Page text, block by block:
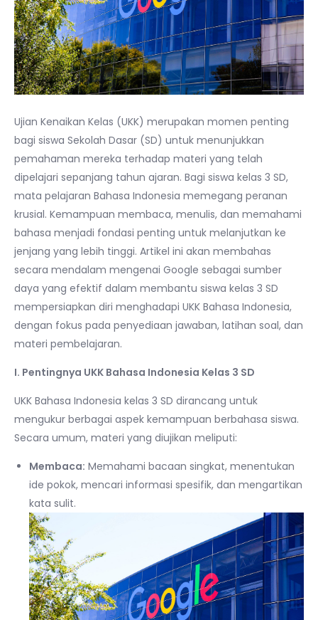
Ujian Kenaikan Kelas (UKK) merupakan momen penting
bagi siswa Sekolah Dasar (SD) untuk menunjukkan
pemahaman mereka terhadap materi yang telah
dipelajari sepanjang tahun ajaran. Bagi siswa kelas 3 SD,
mata pelajaran Bahasa Indonesia memegang peranan
krusial. Kemampuan membaca, menulis, dan memahami
bahasa menjadi fondasi penting untuk melanjutkan ke
jenjang yang lebih tinggi. Artikel ini akan membahas
secara mendalam mengenai Google sebagai sumber
daya yang efektif dalam membantu siswa kelas 3 SD
mempersiapkan diri menghadapi UKK Bahasa Indonesia,
dengan fokus pada penyediaan jawaban, latihan soal, dan
materi pembelajaran.
I. Pentingnya UKK Bahasa Indonesia Kelas 3 SD
UKK Bahasa Indonesia kelas 3 SD dirancang untuk
mengukur berbagai aspek kemampuan berbahasa siswa.
Secara umum, materi yang diujikan meliputi:
Membaca: Memahami bacaan singkat, menentukan
ide pokok, mencari informasi spesifik, dan mengartikan
kata sulit.